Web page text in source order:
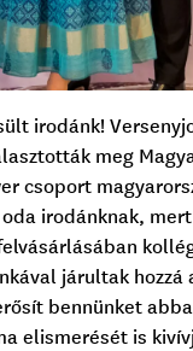
irodánk!
meg
csoport
irodánknak,
járultak hozzá
bennünket
elismerését is